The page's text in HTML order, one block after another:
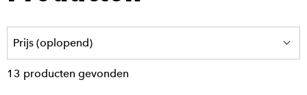
13 producten gevonden